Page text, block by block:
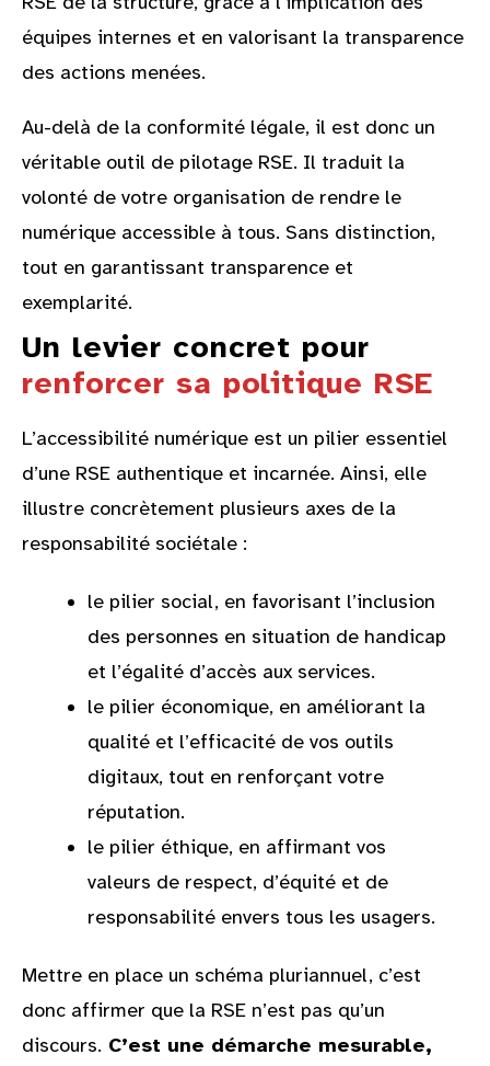
équipes internes et en valorisant la transparence
des actions menées.
Au-delà de la conformité légale, il est donc un
véritable outil de pilotage RSE. Il traduit la
volonté de votre organisation de rendre le
numérique accessible à tous. Sans distinction,
tout en garantissant transparence et
exemplarité.
Un levier concret pour
renforcer sa politique RSE
L’accessibilité numérique est un pilier essentiel
d’une RSE authentique et incarnée. Ainsi, elle
illustre concrètement plusieurs axes de la
responsabilité sociétale :
le pilier social, en favorisant l’inclusion
des personnes en situation de handicap
et l’égalité d’accès aux services.
le pilier économique, en améliorant la
qualité et l’efficacité de vos outils
digitaux, tout en renforçant votre
réputation.
le pilier éthique, en affirmant vos
valeurs de respect, d’équité et de
responsabilité envers tous les usagers.
Mettre en place un schéma pluriannuel, c’est
donc affirmer que la RSE n’est pas qu’un
discours. C’est une démarche mesurable,